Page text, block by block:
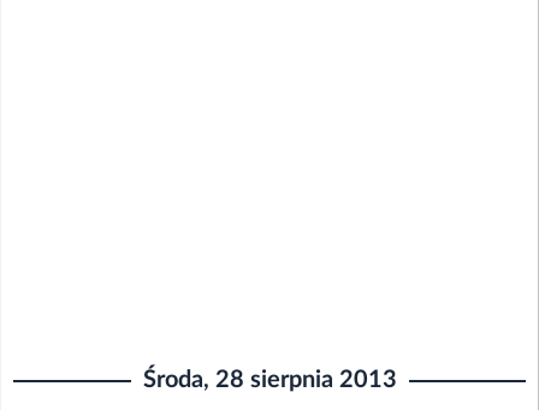
Środa, 28 sierpnia 2013